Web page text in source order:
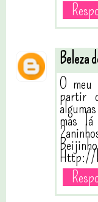
Beleza
O meu
partir
mas
Http://